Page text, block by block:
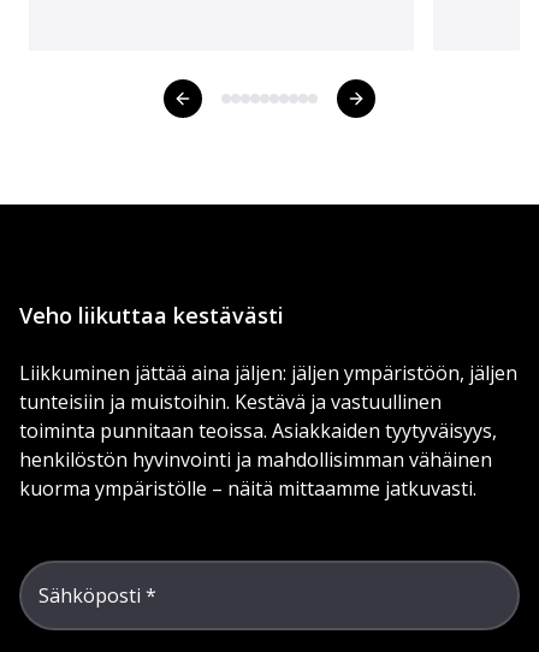
Veho liikuttaa kestävästi
Liikkuminen jättää aina jäljen: jäljen ympäristöön, jäljen
tunteisiin ja muistoihin. Kestävä ja vastuullinen
toiminta punnitaan teoissa. Asiakkaiden tyytyväisyys,
henkilöstön hyvinvointi ja mahdollisimman vähäinen
kuorma ympäristölle – näitä mittaamme jatkuvasti.
Sähköposti